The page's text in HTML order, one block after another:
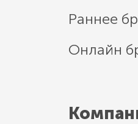
Раннее
Онлайн